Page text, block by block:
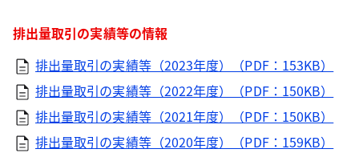
排出量取引の実績等の情報
排出量取引の実績等（2023年度）（PDF：153KB）
排出量取引の実績等（2022年度）（PDF：150KB）
排出量取引の実績等（2021年度）（PDF：150KB）
排出量取引の実績等（2020年度）（PDF：159KB）